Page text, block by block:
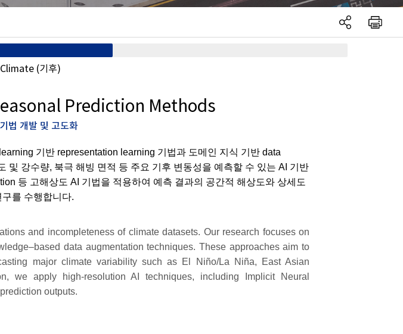
%
(기후)
Prediction Methods
법 개발 및 고도화
기반 representation learning 기법과 도메인 지식 기반 data
강수량, 북극 해빙 면적 등 주요 기후 변동성을 예측할 수 있는 AI 기반
등 고해상도 AI 기법을 적용하여 예측 결과의 공간적 해상도와 상세도
를 수행합니다.
and incompleteness of climate datasets. Our research focuses on
data augmentation techniques. These approaches aim to
major climate variability such as El Niño/La Niña, East Asian
we apply high-resolution AI techniques, including Implicit Neural
outputs.